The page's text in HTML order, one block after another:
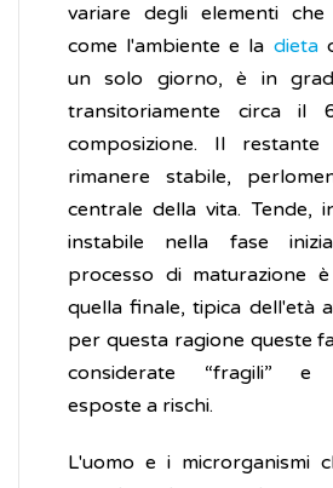
variare degli elementi
come l'ambiente e la dieta
un solo giorno, è in
transitoriamente circa il
composizione. Il
rimanere stabile,
centrale della vita. Tende,
instabile nella fase
processo di maturazione
quella finale, tipica dell'età
per questa ragione queste
considerate “fragili” e
esposte a rischi.
L'uomo e i microrganismi